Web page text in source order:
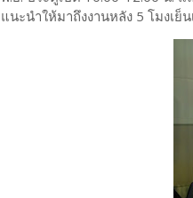
แนะนำให้มาถึงงานหลัง 5 โมงเย็